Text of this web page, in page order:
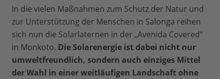
In die vielen Maßnahmen zum Schutz der Natur und
zur Unterstützung der Menschen in Salonga reihen
sich nun die Solarlaternen in der „Avenida Covered“
in Monkoto. Die Solarenergie ist dabei nicht nur
umweltfreundlich, sondern auch einziges Mittel
der Wahl in einer weitläufigen Landschaft ohne